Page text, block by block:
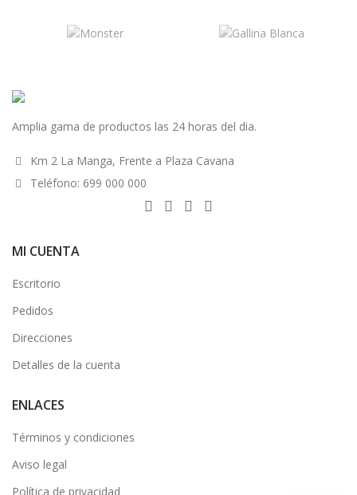
Amplia gama de productos las 24 horas del dia.
Km 2 La Manga, Frente a Plaza Cavana
Teléfono: 699 000 000
MI CUENTA
Escritorio
Pedidos
Direcciones
Detalles de la cuenta
ENLACES
Términos y condiciones
Aviso legal
Política de privacidad